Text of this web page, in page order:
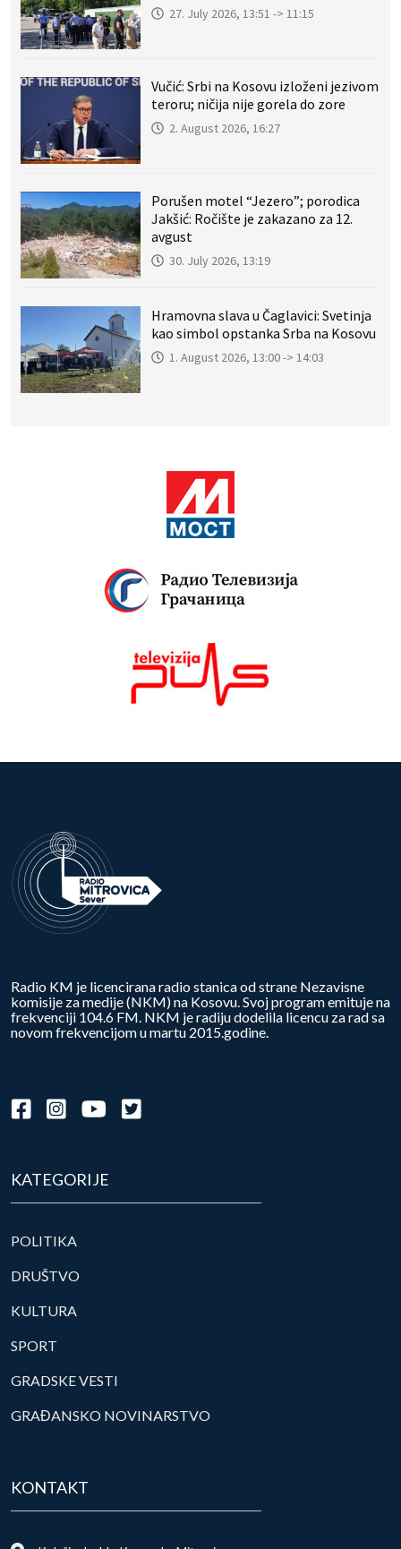
27. July 2026, 13:51 -> 11:15
Vučić: Srbi na Kosovu izloženi jezivom
teroru; ničija nije gorela do zore
2. August 2026, 16:27
Porušen motel “Jezero”; porodica
Jakšić: Ročište je zakazano za 12.
avgust
30. July 2026, 13:19
Hramovna slava u Čaglavici: Svetinja
kao simbol opstanka Srba na Kosovu
1. August 2026, 13:00 -> 14:03
Radio KM je licencirana radio stanica od strane Nezavisne
komisije za medije (NKM) na Kosovu. Svoj program emituje na
frekvenciji 104.6 FM. NKM je radiju dodelila licencu za rad sa
novom frekvencijom u martu 2015.godine.
KATEGORIJE
POLITIKA
DRUŠTVO
KULTURA
SPORT
GRADSKE VESTI
GRAĐANSKO NOVINARSTVO
KONTAKT